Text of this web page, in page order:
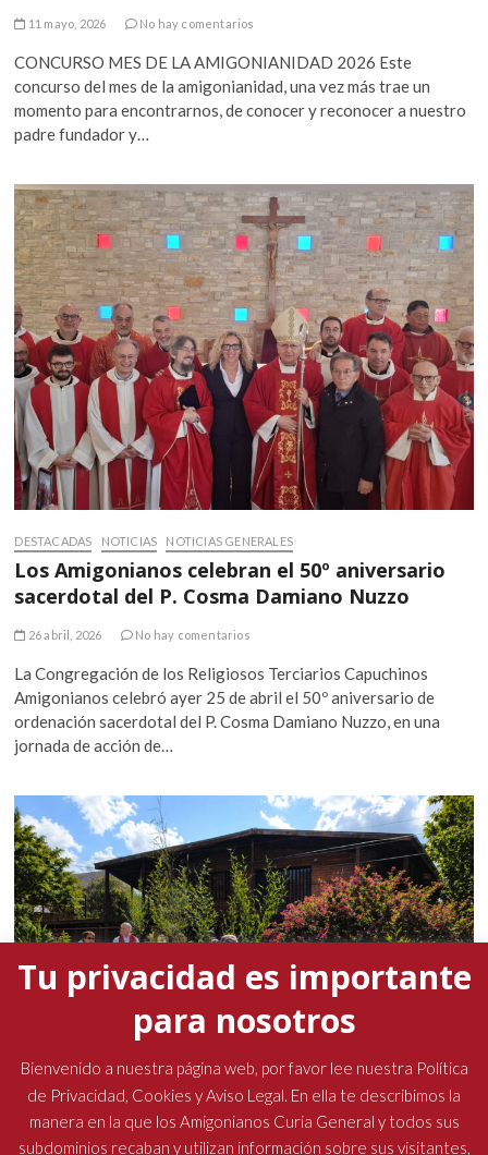
11 mayo, 2026 No hay comentarios
CONCURSO MES DE LA AMIGONIANIDAD 2026 Este
concurso del mes de la amigonianidad, una vez más trae un
momento para encontrarnos, de conocer y reconocer a nuestro
padre fundador y…
DESTACADAS NOTICIAS NOTICIAS GENERALES
Los Amigonianos celebran el 50º aniversario
sacerdotal del P. Cosma Damiano Nuzzo
26 abril, 2026 No hay comentarios
La Congregación de los Religiosos Terciarios Capuchinos
Amigonianos celebró ayer 25 de abril el 50º aniversario de
ordenación sacerdotal del P. Cosma Damiano Nuzzo, en una
jornada de acción de…
Tu privacidad es importante
para nosotros
Bienvenido a nuestra página web, por favor lee nuestra Política
de Privacidad, Cookies y Aviso Legal. En ella te describimos la
manera en la que los Amigonianos Curia General y todos sus
subdominios recaban y utilizan información sobre sus visitantes,